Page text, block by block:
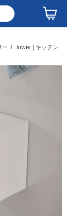
Ｌ tower | キッチン